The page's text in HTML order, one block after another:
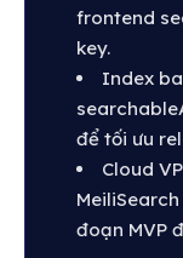
frontend
key.
Index
để tối ưu
Cloud
đoạn MVP